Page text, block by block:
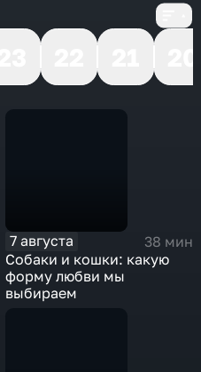
7 августа
38 мин
Собаки и кошки: какую
форму любви мы
выбираем